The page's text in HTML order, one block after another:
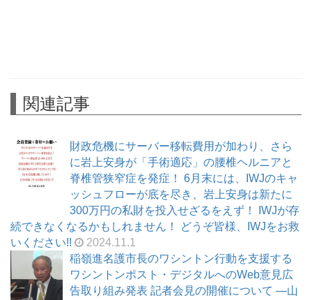
関連記事
財政危機にサーバー移転費用が加わり、さら
に岩上安身が「手術適応」の腰椎ヘルニアと
脊椎管狭窄症を発症！ 6月末には、IWJのキャ
ッシュフローが底を尽き、岩上安身は新たに
300万円の私財を投入せざるをえず！ IWJが存
続できなくなるかもしれません！ どうぞ皆様、IWJをお救
いください!!
2024.11.1
稲嶺進名護市長のワシントン行動を支援する
ワシントンポスト・デジタルへのWeb意見広
告取り組み発表 記者会見の開催について ―山